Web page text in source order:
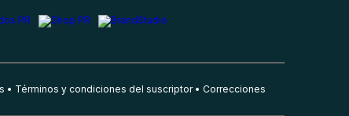
Términos y condiciones del suscriptor Correcciones